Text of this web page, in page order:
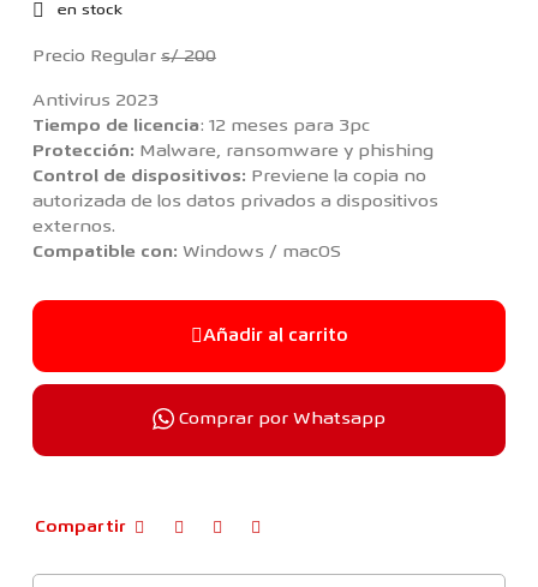
en stock
Precio Regular s/ 200
Antivirus 2023
Tiempo de licencia: 12 meses para 3pc
Protección: Malware, ransomware y phishing
Control de dispositivos: Previene la copia no
autorizada de los datos privados a dispositivos
externos.
Compatible con: Windows / macOS
Añadir al carrito
Comprar por Whatsapp
Compartir